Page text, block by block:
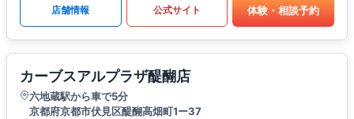
店舗情報 公式サイト 体験・相談予約
カーブスアルプラザ醍醐店
六地蔵駅から車で5分
京都府京都市伏見区醍醐高畑町1ー37